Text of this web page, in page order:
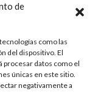
de
como las
del dispositivo. El
datos como el
únicas en este sitio.
negativamente a
FEADER a través
y
de
de